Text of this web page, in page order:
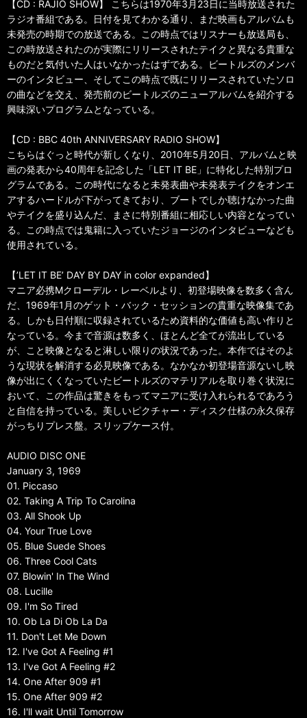
【CD : RAJIO SHOW】 こちらは1970年3月23日に当時放送された
ラジオ番組である。日付を見てわかる通り、まだ映画もアルバムも
未発売の時期での放送である。この時点ではリスナーも放送局も、
この時放送されたのが実際にリリースされたテイクと異なる貴重な
ものだと気付いた人はいなかったはずである。ビートルズのメンバ
ーのインタビュー、そしてこの時点で既にリリースされていたソロ
の曲などを交え、発売前のビートルズのニューアルバムを紹介する
興味深いプログラムとなっている。
【CD : BBC 40th ANNIVERSARY RADIO SHOW】
こちらはぐっと時代が新しくなり、2010年5月20日、アルバムと映
画の発表から40周年を記念した「LET IT BE」に特化した特別プロ
グラムである。この時代になると未発表曲や未発表テイクをオンエ
アするハードルが下がってきており、ブートでしか聴けなかった曲
やテイクを盛り込んだ、まさに特別番組に相応しい内容となってい
る。この時点では鬼籍に入っていたジョージのインタビューなども
使用されている。
【’LET IT BE’ DAY BY DAY in color expanded】
マニア必携Mクローデル・レーベルより、初登場映像を数多く含ん
だ、1969年1月のゲット・バック・セッションの貴重な映像集であ
る。しかも日付順に収録されているため資料的な価値も高い作りと
なっている。今まで音源は数多く、ほとんど全てが流出している
が、こと映像となると淋しい限りの状況であった。本作ではそのよ
うな現状を解消する必見映像である。なかなか初登場音源ないし映
像が出にくくなっていたビートルズのマテリアルを取り巻く状況に
おいて、この作品は驚きをもってマニアに受け入れられるであろう
と自信を持っている。美しいピクチャー・ディスク仕様の永久保存
がっちりプレス盤。スリップケース付。
AUDIO DISC ONE
January 3, 1969
01. Piccaso
02. Taking A Trip To Carolina
03. All Shook Up
04. Your True Love
05. Blue Suede Shoes
06. Three Cool Cats
07. Blowin' In The Wind
08. Lucille
09. I'm So Tired
10. Ob La Di Ob La Da
11. Don't Let Me Down
12. I've Got A Feeling #1
13. I've Got A Feeling #2
14. One After 909 #1
15. One After 909 #2
16. I'll wait Until Tomorrow